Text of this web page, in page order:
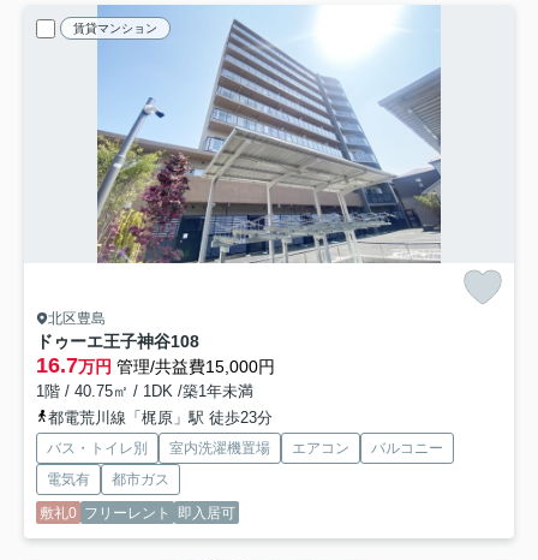
賃貸マンション
北区豊島
ドゥーエ王子神谷108
16.7万円 管理/共益費15,000円
1階 / 40.75㎡ / 1DK /築1年未満
都電荒川線「梶原」駅 徒歩23分
バス・トイレ別 室内洗濯機置場 エアコン
バルコニー
電気有
都市ガス
敷礼0 フリーレント 即入居可